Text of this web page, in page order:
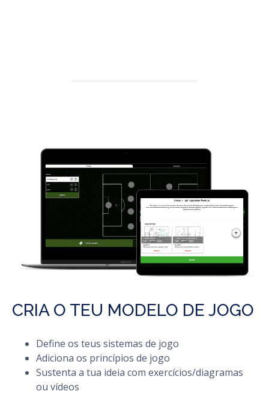
CRIA O TEU MODELO DE JOGO
Define os teus sistemas de jogo
Adiciona os princípios de jogo
Sustenta a tua ideia com exercícios/diagramas
ou vídeos